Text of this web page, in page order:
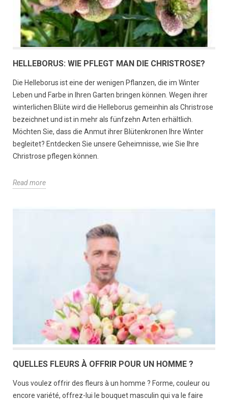
HELLEBORUS: WIE PFLEGT MAN DIE CHRISTROSE?
Die Helleborus ist eine der wenigen Pflanzen, die im Winter
Leben und Farbe in Ihren Garten bringen können. Wegen ihrer
winterlichen Blüte wird die Helleborus gemeinhin als Christrose
bezeichnet und ist in mehr als fünfzehn Arten erhältlich.
Möchten Sie, dass die Anmut ihrer Blütenkronen Ihre Winter
begleitet? Entdecken Sie unsere Geheimnisse, wie Sie Ihre
Christrose pflegen können.
Read more
QUELLES FLEURS À OFFRIR POUR UN HOMME ?
Vous voulez offrir des fleurs à un homme ? Forme, couleur ou
encore variété, offrez-lui le bouquet masculin qui va le faire